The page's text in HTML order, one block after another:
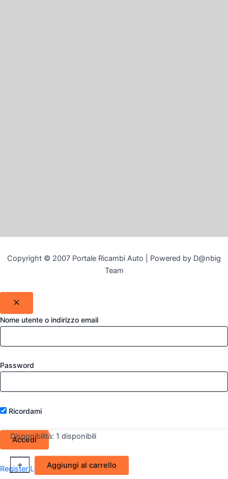
Copyright © 2007 Portale Ricambi Auto | Powered by D@nbig
Team
Nome utente o indirizzo email
Password
Ricordami
Register Lost your password?
Disponibilità: 1 disponibili
-
Cassa
altoparlante
+ Aggiungi al carrello